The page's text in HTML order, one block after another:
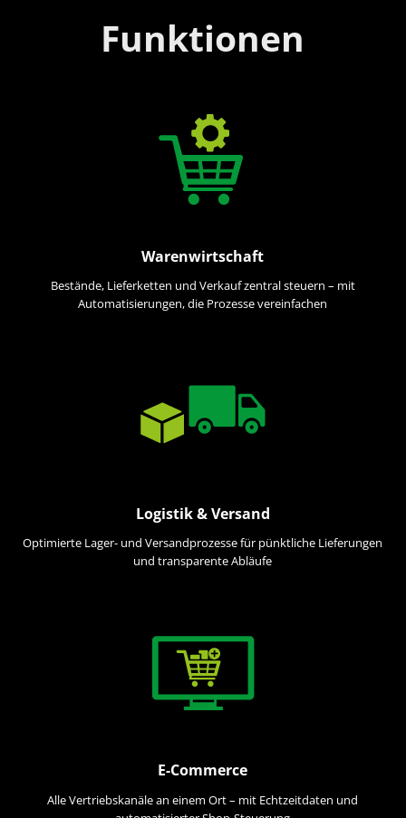
Funktionen
Warenwirtschaft
Bestände, Lieferketten und Verkauf zentral steuern – mit
Automatisierungen, die Prozesse vereinfachen
Logistik & Versand
Optimierte Lager- und Versandprozesse für pünktliche Lieferungen
und transparente Abläufe
E-Commerce
Alle Vertriebskanäle an einem Ort – mit Echtzeitdaten und